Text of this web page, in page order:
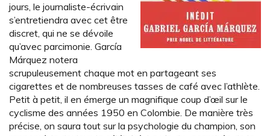
jours, le journaliste-écrivain
s’entretiendra avec cet être
discret, qui ne se dévoile
qu’avec parcimonie. García
Márquez notera
scrupuleusement chaque mot en partageant ses
cigarettes et de nombreuses tasses de café avec l’athlète.
Petit à petit, il en émerge un magnifique coup d’œil sur le
cyclisme des années 1950 en Colombie. De manière très
précise, on saura tout sur la psychologie du champion, son